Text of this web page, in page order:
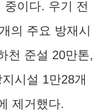
이다. 우기 전
의 주요 방재시
천 준설 20만톤,
시설 1만28개
제거했다.